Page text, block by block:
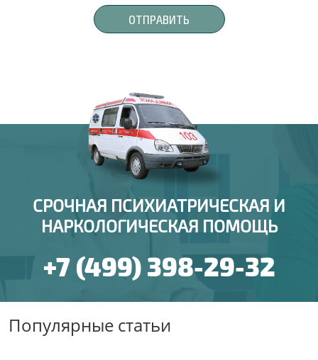
СРОЧНАЯ ПСИХИАТРИЧЕСКАЯ И
НАРКОЛОГИЧЕСКАЯ ПОМОЩЬ
+7 (499) 398-29-32
Популярные статьи